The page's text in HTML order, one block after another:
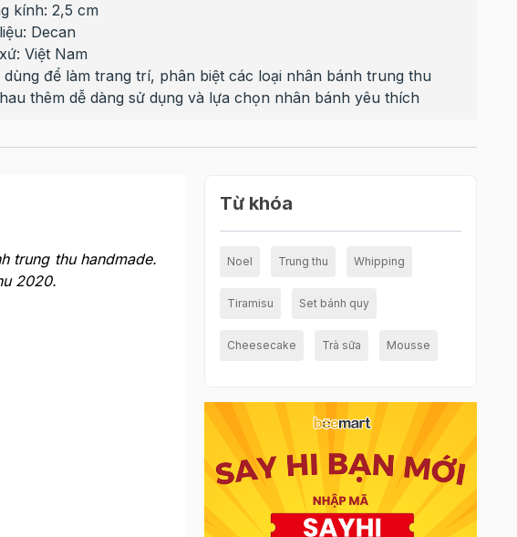
kính: 2,5 cm
Decan
Việt Nam
để làm trang trí, phân biệt các loại nhân bánh trung thu
thêm dễ dàng sử dụng và lựa chọn nhân bánh yêu thích
trung thu handmade.
2020.
Từ khóa
Noel Trung thu Whipping
Tiramisu Set bánh quy
Cheesecake Trà sữa Mousse